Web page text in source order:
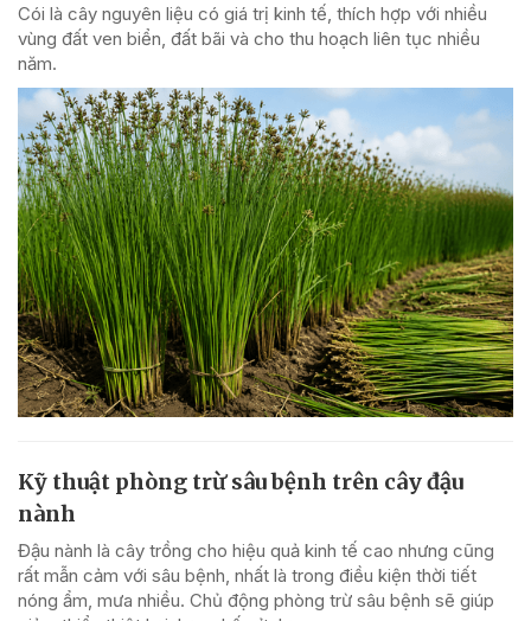
Cói là cây nguyên liệu có giá trị kinh tế, thích hợp với nhiều
vùng đất ven biển, đất bãi và cho thu hoạch liên tục nhiều
năm.
Kỹ thuật phòng trừ sâu bệnh trên cây đậu
nành
Đậu nành là cây trồng cho hiệu quả kinh tế cao nhưng cũng
rất mẫn cảm với sâu bệnh, nhất là trong điều kiện thời tiết
nóng ẩm, mưa nhiều. Chủ động phòng trừ sâu bệnh sẽ giúp